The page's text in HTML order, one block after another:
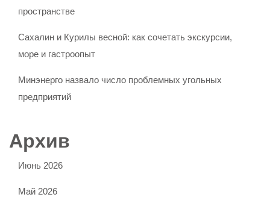
пространстве
Сахалин и Курилы весной: как сочетать экскурсии,
море и гастроопыт
Минэнерго назвало число проблемных угольных
предприятий
Архив
Июнь 2026
Май 2026